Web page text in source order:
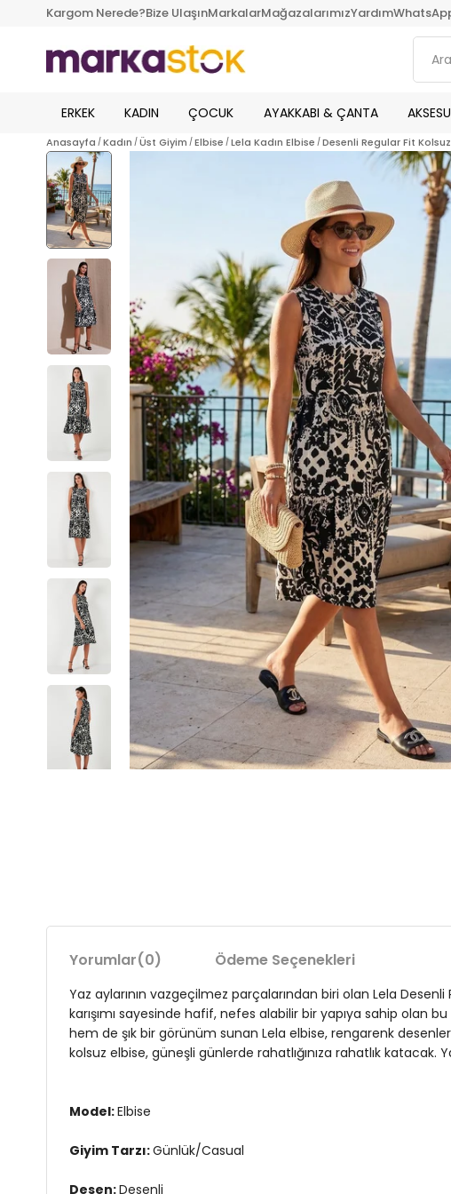
Kargom Nerede?Bize UlaşınMarkalarMağazalarımızYardım
ERKEK KADIN ÇOCUK AYAKKABI & ÇANTA
Anasayfa Kadın Üst Giyim Elbise Lela Kadın Elbise Desenli Regular Fit
Yorumlar(0) Ödeme Seçenekleri
Yaz aylarının vazgeçilmez parçalarından biri olan Lela
karışımı sayesinde hafif, nefes alabilir bir yapıya sahip olan
hem de şık bir görünüm sunan Lela elbise, rengarenk
kolsuz elbise, güneşli günlerde rahatlığınıza rahatlık
Model:Elbise
Giyim Tarzı:Günlük/Casual
Desen:Desenli